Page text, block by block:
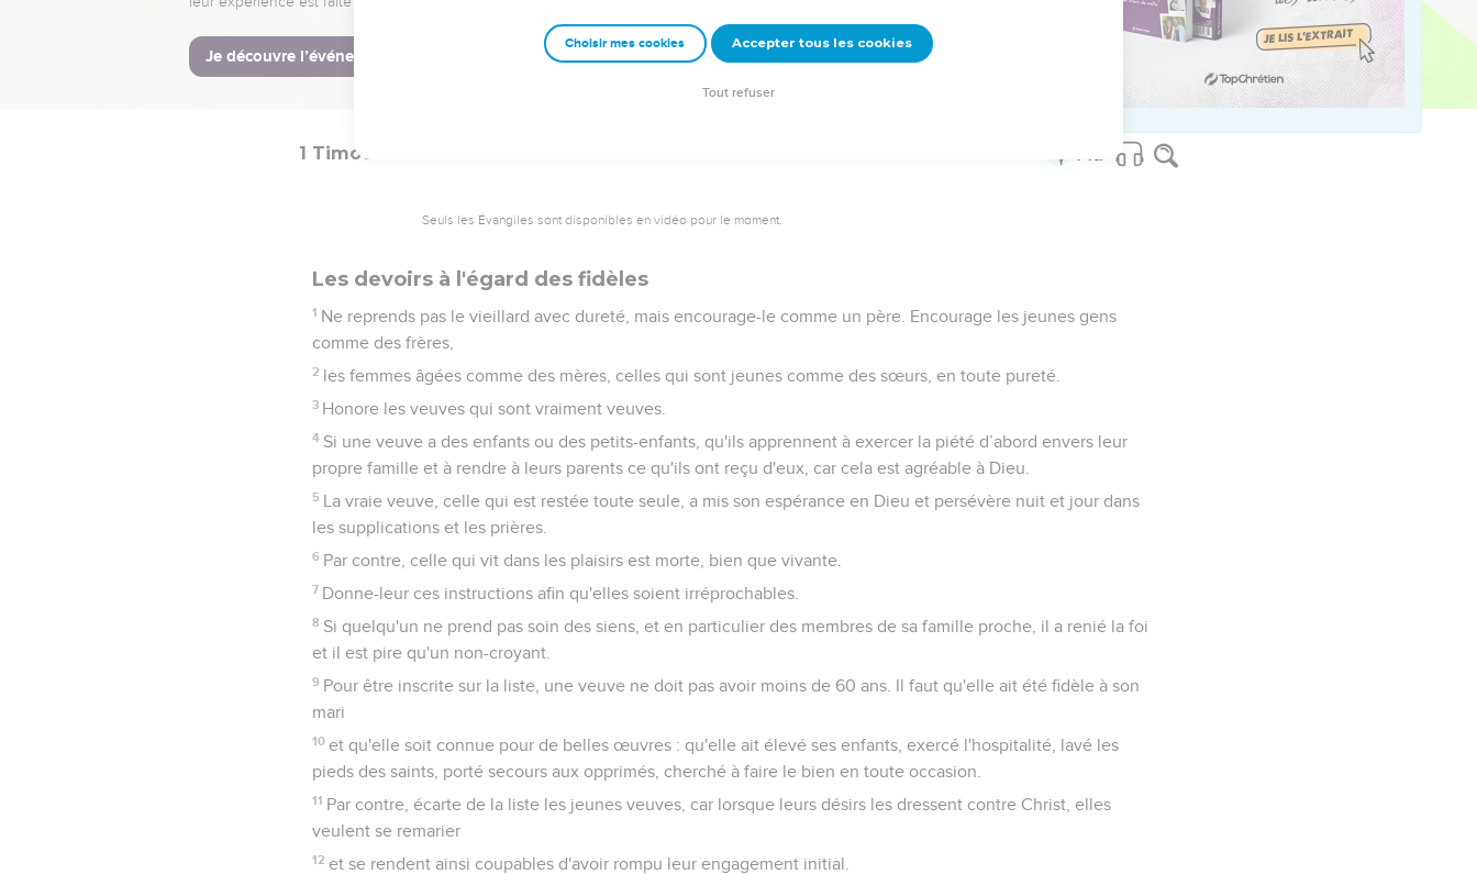
Occupe-toi de ces choses, donne-toi tout entier à elles, afin que tes progrès soient évidents pour tous.
16 Veille sur toi-même et sur ton enseignement. Mets-y de la persévérance, car en agissant ainsi, tu te sauveras
1 Timothée
Seuls les Évangiles sont disponibles en vidéo pour le moment.
Les devoirs à l'égard des fidèles
1 Ne reprends pas le vieillard avec dureté, mais encourage-le comme un père. Encourage les jeunes gens
comme des frères,
2 les femmes âgées comme des mères, celles qui sont jeunes comme des sœurs, en toute pureté.
3 Honore les veuves qui sont vraiment veuves.
4 Si une veuve a des enfants ou des petits-enfants, qu'ils apprennent à exercer la piété d’abord envers leur
propre famille et à rendre à leurs parents ce qu'ils ont reçu d'eux, car cela est agréable à Dieu.
5 La vraie veuve, celle qui est restée toute seule, a mis son espérance en Dieu et persévère nuit et jour dans
les supplications et les prières.
6 Par contre, celle qui vit dans les plaisirs est morte, bien que vivante.
7 Donne-leur ces instructions afin qu'elles soient irréprochables.
8 Si quelqu'un ne prend pas soin des siens, et en particulier des membres de sa famille proche, il a renié la foi
et il est pire qu'un non-croyant.
9 Pour être inscrite sur la liste, une veuve ne doit pas avoir moins de 60 ans. Il faut qu'elle ait été fidèle à son
mari
10 et qu'elle soit connue pour de belles œuvres : qu'elle ait élevé ses enfants, exercé l'hospitalité, lavé les
pieds des saints, porté secours aux opprimés, cherché à faire le bien en toute occasion.
11 Par contre, écarte de la liste les jeunes veuves, car lorsque leurs désirs les dressent contre Christ, elles
veulent se remarier
12 et se rendent ainsi coupables d'avoir rompu leur engagement initial.
Choisir mes cookies Accepter tous les cookies
Tout refuser